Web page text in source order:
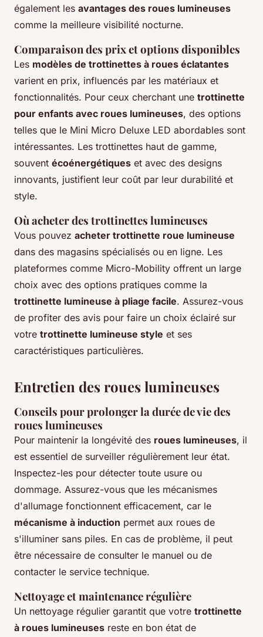
également les avantages des roues lumineuses
comme la meilleure visibilité nocturne.
Comparaison des prix et options disponibles
Les modèles de trottinettes à roues éclatantes
varient en prix, influencés par les matériaux et
fonctionnalités. Pour ceux cherchant une trottinette
pour enfants avec roues lumineuses, des options
telles que le Mini Micro Deluxe LED abordables sont
intéressantes. Les trottinettes haut de gamme,
souvent écoénergétiques et avec des designs
innovants, justifient leur coût par leur durabilité et
style.
Où acheter des trottinettes lumineuses
Vous pouvez acheter trottinette roue lumineuse
dans des magasins spécialisés ou en ligne. Les
plateformes comme Micro-Mobility offrent un large
choix avec des options pratiques comme la
trottinette lumineuse à pliage facile. Assurez-vous
de profiter des avis pour faire un choix éclairé sur
votre trottinette lumineuse style et ses
caractéristiques particulières.
Entretien des roues lumineuses
Conseils pour prolonger la durée de vie des
roues lumineuses
Pour maintenir la longévité des roues lumineuses, il
est essentiel de surveiller régulièrement leur état.
Inspectez-les pour détecter toute usure ou
dommage. Assurez-vous que les mécanismes
d'allumage fonctionnent efficacement, car le
mécanisme à induction permet aux roues de
s'illuminer sans piles. En cas de problème, il peut
être nécessaire de consulter le manuel ou de
contacter le service technique.
Nettoyage et maintenance régulière
Un nettoyage régulier garantit que votre trottinette
à roues lumineuses reste en bon état de